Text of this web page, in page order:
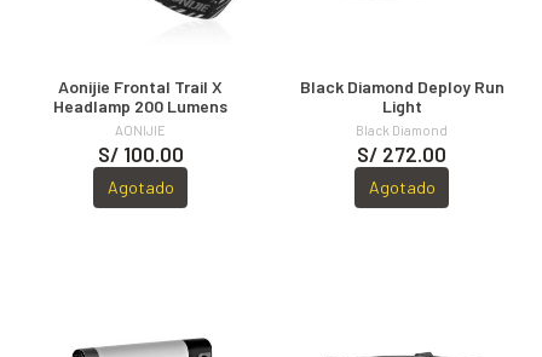
Aonijie Frontal Trail X
Headlamp 200 Lumens
AONIJIE
S/ 100.00
Agotado
Black Diamond Deploy Run
Light
Black Diamond
S/ 272.00
Agotado